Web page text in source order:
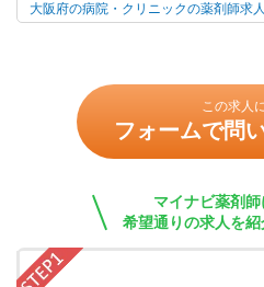
大阪府の病院・クリニックの薬剤師求人
この求人
フォームで問
マイナビ薬剤
希望通りの求人を紹